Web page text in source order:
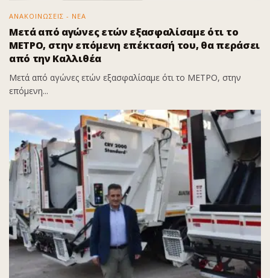
ΑΝΑΚΟΙΝΩΣΕΙΣ - ΝΕΑ
Μετά από αγώνες ετών εξασφαλίσαμε ότι το
ΜΕΤΡΟ, στην επόμενη επέκτασή του, θα περάσει
από την Καλλιθέα
Μετά από αγώνες ετών εξασφαλίσαμε ότι το ΜΕΤΡΟ, στην
επόμενη...